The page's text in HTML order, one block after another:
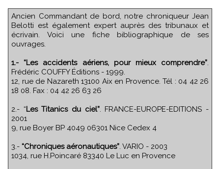
Ancien Commandant de bord, notre chroniqueur Jean
Belotti est également expert auprès des tribunaux et
écrivain. Voici une fiche bibliographique de ses
ouvrages.
1.- “Les accidents aériens, pour mieux comprendre”.
Frédéric COUFFY Éditions - 1999.
12, rue de Nazareth 13100 Aix en Provence. Tél : 04 42 26
18 08. Fax : 04 42 26 63 26
2.- “Les Titanics du ciel”. FRANCE-EUROPE-EDITIONS -
2001
9, rue Boyer BP 4049 06301 Nice Cedex 4
3.- “Chroniques aéronautiques”. VARIO - 2003
1034, rue H.Poincaré 83340 Le Luc en Provence